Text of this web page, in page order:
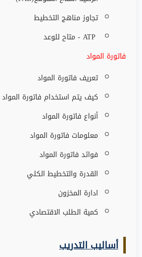
تجاوز مناهج التخطيط
- ATP متاح للوعد
فاتورة المواد
تعريف فاتورة المواد
كيف يتم استخدام فاتورة المواد
أنواع فاتورة المواد
معلومات فاتورة المواد
فوائد فاتورة المواد
القدرة والتخطيط الكلي
ادارة المخزون
كمية الطلب الاقتصادي
أساليب التدريب